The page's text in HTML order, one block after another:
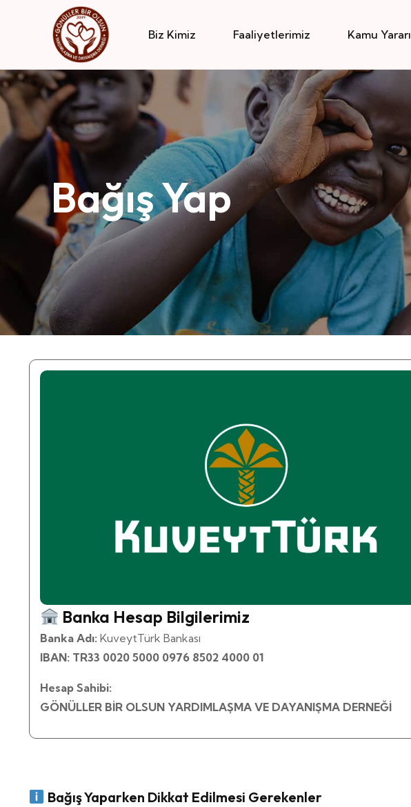
Biz Kimiz Faaliyetlerimiz Kamu Yararı
Bağış Yap
Banka Hesap Bilgilerimiz
Banka Adı: KuveytTürk Bankası
IBAN: TR33 0020 5000 0976 8502 4000 01
Hesap Sahibi:
GÖNÜLLER BİR OLSUN YARDIMLAŞMA VE DAYANIŞMA DERNEĞİ
Bağış Yaparken Dikkat Edilmesi Gerekenler